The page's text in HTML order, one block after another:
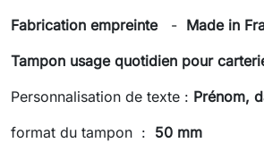
Fabrication empreinte
- Made in
Tampon usage quotidien pour
Personnalisation de texte : Prénom,
format du tampon : 50 mm